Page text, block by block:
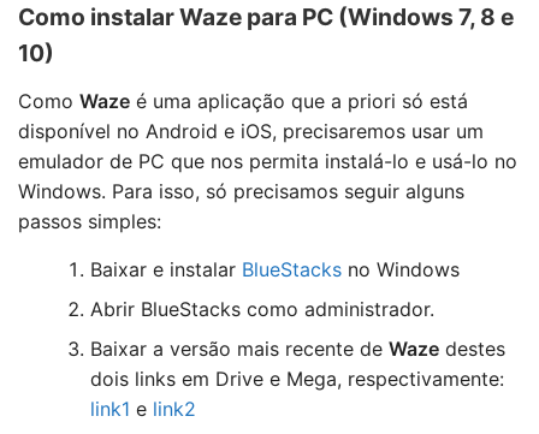
Como instalar Waze para PC (Windows 7, 8 e
10)
Como Waze é uma aplicação que a priori só está
disponível no Android e iOS, precisaremos usar um
emulador de PC que nos permita instalá-lo e usá-lo no
Windows. Para isso, só precisamos seguir alguns
passos simples:
Baixar e instalar BlueStacks no Windows
Abrir BlueStacks como administrador.
Baixar a versão mais recente de Waze destes
dois links em Drive e Mega, respectivamente:
link1 e link2